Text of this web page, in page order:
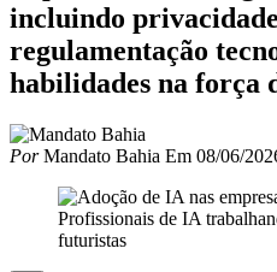
incluindo
regulamentação
habilidades na força
PorMandato Bahia Em 08/06/
Profissionais de IA
futuristas